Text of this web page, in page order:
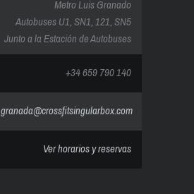
Metro Luis Granado
Autobuses U1, SN1, 121, SN5
Junto a la Estación de Autobuses
+34 659 790 140
granada@crossfitsingularbox.com
Ver horarios y reservas